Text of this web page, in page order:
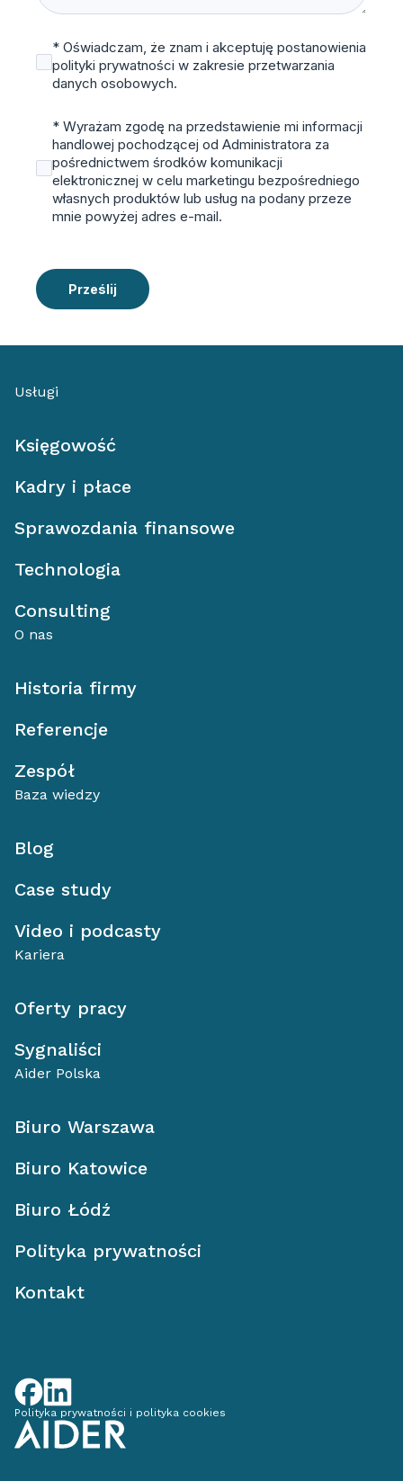
* Oświadczam, że znam i akceptuję postanowienia
polityki prywatności w zakresie przetwarzania
danych osobowych.
* Wyrażam zgodę na przedstawienie mi informacji
handlowej pochodzącej od Administratora za
pośrednictwem środków komunikacji
elektronicznej w celu marketingu bezpośredniego
własnych produktów lub usług na podany przeze
mnie powyżej adres e-mail.
Prześlij
Usługi
Księgowość
Kadry i płace
Sprawozdania finansowe
Technologia
Consulting
O nas
Historia firmy
Referencje
Zespół
Baza wiedzy
Blog
Case study
Video i podcasty
Kariera
Oferty pracy
Sygnaliści
Aider Polska
Biuro Warszawa
Biuro Katowice
Biuro Łódź
Polityka prywatności
Kontakt
Polityka prywatności i polityka cookies